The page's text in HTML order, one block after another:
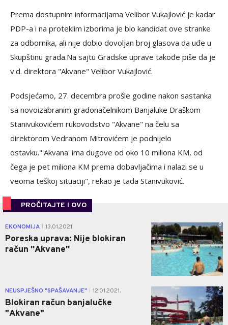
Prema dostupnim informacijama Velibor Vukajlović je kadar
PDP-a i na proteklim izborima je bio kandidat ove stranke
za odbornika, ali nije dobio dovoljan broj glasova da uđe u
Skupštinu grada.Na sajtu Gradske uprave takođe piše da je
v.d. direktora "Akvane" Velibor Vukajlović.
Podsjećamo, 27. decembra prošle godine nakon sastanka
sa novoizabranim gradonačelnikom Banjaluke Draškom
Stanivukovićem rukovodstvo "Akvane" na čelu sa
direktorom Vedranom Mitrovićem je podnijelo
ostavku."'Akvana' ima dugove od oko 10 miliona KM, od
čega je pet miliona KM prema dobavljačima i nalazi se u
veoma teškoj situaciji", rekao je tada Stanivuković.
PROČITAJTE I OVO
EKONOMIJA 13.01.2021.
Poreska uprava: Nije blokiran
račun ''Akvane''
0
NEUSPJEŠNO "SPAŠAVANJE" 12.01.2021.
Blokiran račun banjalučke
"Akvane"
0